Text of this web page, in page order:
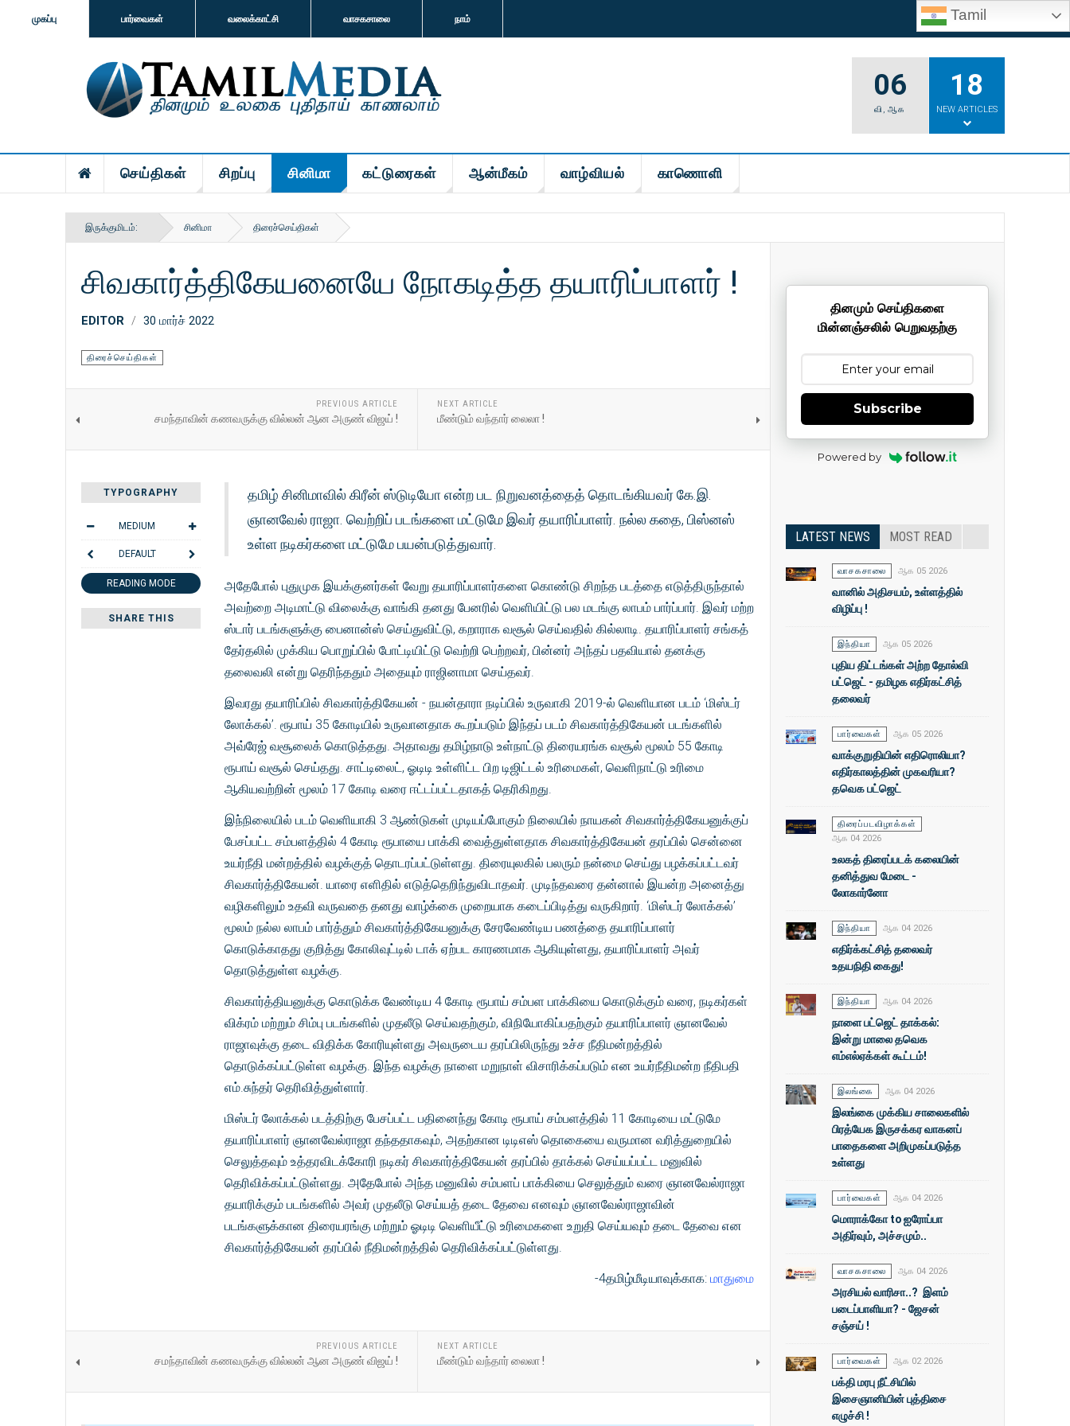
முகப்பு பார்வைகள் வலைக்காட்சி வாசகசாலை நாம் Tamil
06
வி,ஆக
18
NEW ARTICLES
செய்திகள் சிறப்பு சினிமா கட்டுரைகள் ஆன்மீகம் வாழ்வியல் காணொளி
இருக்குமிடம்: சினிமா திரைச்செய்திகள்
சிவகார்த்திகேயனையே நோகடித்த தயாரிப்பாளர் !
EDITOR 30 மார்ச் 2022
திரைச்செய்திகள்
PREVIOUS ARTICLE
சமந்தாவின் கணவருக்கு வில்லன் ஆன அருண் விஜய் !
NEXT ARTICLE
மீண்டும் வந்தார் லைலா !
TYPOGRAPHY
MEDIUM
DEFAULT
READING MODE
SHARE THIS
தமிழ் சினிமாவில் கிரீன் ஸ்டுடியோ என்ற பட நிறுவனத்தைத் தொடங்கியவர் கே.இ.
ஞானவேல் ராஜா. வெற்றிப் படங்களை மட்டுமே இவர் தயாரிப்பாளர். நல்ல கதை, பிஸ்னஸ்
உள்ள நடிகர்களை மட்டுமே பயன்படுத்துவார்.
அதேபோல் புதுமுக இயக்குனர்கள் வேறு தயாரிப்பாளர்களை கொண்டு சிறந்த படத்தை எடுத்திருந்தால்
அவற்றை அடிமாட்டு விலைக்கு வாங்கி தனது பேனரில் வெளியிட்டு பல மடங்கு லாபம் பார்ப்பார். இவர் மற்ற
ஸ்டார் படங்களுக்கு பைனான்ஸ் செய்துவிட்டு, கறாராக வசூல் செய்வதில் கில்லாடி. தயாரிப்பாளர் சங்கத்
தேர்தலில் முக்கிய பொறுப்பில் போட்டியிட்டு வெற்றி பெற்றவர், பின்னர் அந்தப் பதவியால் தனக்கு
தலைவலி என்று தெரிந்ததும் அதையும் ராஜினாமா செய்தவர்.
இவரது தயாரிப்பில் சிவகார்த்திகேயன் - நயன்தாரா நடிப்பில் உருவாகி 2019-ல் வெளியான படம் ‘மிஸ்டர்
லோக்கல்’. ரூபாய் 35 கோடியில் உருவானதாக கூறப்படும் இந்தப் படம் சிவகார்த்திகேயன் படங்களில்
அவ்ரேஜ் வசூலைக் கொடுத்தது. அதாவது தமிழ்நாடு உள்நாட்டு திரையரங்க வசூல் மூலம் 55 கோடி
ரூபாய் வசூல் செய்தது. சாட்டிலைட், ஓடிடி உள்ளிட்ட பிற டிஜிட்டல் உரிமைகள், வெளிநாட்டு உரிமை
ஆகியவற்றின் மூலம் 17 கோடி வரை ஈட்டப்பட்டதாகத் தெரிகிறது.
இந்நிலையில் படம் வெளியாகி 3 ஆண்டுகள் முடியப்போகும் நிலையில் நாயகன் சிவகார்த்திகேயனுக்குப்
பேசப்பட்ட சம்பளத்தில் 4 கோடி ரூபாயை பாக்கி வைத்துள்ளதாக சிவகார்த்திகேயன் தரப்பில் சென்னை
உயர்நீதி மன்றத்தில் வழக்குத் தொடரப்பட்டுள்ளது. திரையுலகில் பலரும் நன்மை செய்து பழக்கப்பட்டவர்
சிவகார்த்திகேயன். யாரை எளிதில் எடுத்தெறிந்துவிடாதவர். முடிந்தவரை தன்னால் இயன்ற அனைத்து
வழிகளிலும் உதவி வருவதை தனது வாழ்க்கை முறையாக கடைப்பிடித்து வருகிறார். ‘மிஸ்டர் லோக்கல்’
மூலம் நல்ல லாபம் பார்த்தும் சிவகார்த்திகேயனுக்கு சேரவேண்டிய பணத்தை தயாரிப்பாளர்
கொடுக்காதது குறித்து கோலிவுட்டில் டாக் ஏற்பட காரணமாக ஆகியுள்ளது, தயாரிப்பாளர் அவர்
தொடுத்துள்ள வழக்கு.
சிவகார்த்தியனுக்கு கொடுக்க வேண்டிய 4 கோடி ரூபாய் சம்பள பாக்கியை கொடுக்கும் வரை, நடிகர்கள்
விக்ரம் மற்றும் சிம்பு படங்களில் முதலீடு செய்வதற்கும், விநியோகிப்பதற்கும் தயாரிப்பாளர் ஞானவேல்
ராஜாவுக்கு தடை விதிக்க கோரியுள்ளது அவருடைய தரப்பிலிருந்து உச்ச நீதிமன்றத்தில்
தொடுக்கப்பட்டுள்ள வழக்கு. இந்த வழக்கு நாளை மறுநாள் விசாரிக்கப்படும் என உயர்நீதிமன்ற நீதிபதி
எம்.சுந்தர் தெரிவித்துள்ளார்.
மிஸ்டர் லோக்கல் படத்திற்கு பேசப்பட்ட பதினைந்து கோடி ரூபாய் சம்பளத்தில் 11 கோடியை மட்டுமே
தயாரிப்பாளர் ஞானவேல்ராஜா தந்ததாகவும், அதற்கான டிடிஎஸ் தொகையை வருமான வரித்துறையில்
செலுத்தவும் உத்தரவிடக்கோரி நடிகர் சிவகார்த்திகேயன் தரப்பில் தாக்கல் செய்யப்பட்ட மனுவில்
தெரிவிக்கப்பட்டுள்ளது. அதேபோல் அந்த மனுவில் சம்பளப் பாக்கியை செலுத்தும் வரை ஞானவேல்ராஜா
தயாரிக்கும் படங்களில் அவர் முதலீடு செய்யத் தடை தேவை எனவும் ஞானவேல்ராஜாவின்
படங்களுக்கான திரையரங்கு மற்றும் ஓடிடி வெளியீட்டு உரிமைகளை உறுதி செய்யவும் தடை தேவை என
சிவகார்த்திகேயன் தரப்பில் நீதிமன்றத்தில் தெரிவிக்கப்பட்டுள்ளது.
-4தமிழ்மீடியாவுக்காக: மாதுமை
PREVIOUS ARTICLE
சமந்தாவின் கணவருக்கு வில்லன் ஆன அருண் விஜய் !
NEXT ARTICLE
மீண்டும் வந்தார் லைலா !
தினமும் செய்திகளை
மின்னஞ்சலில் பெறுவதற்கு
Subscribe
Powered by
LATEST NEWS MOST READ
வாசகசாலை ஆக 05 2026
வானில் அதிசயம், உள்ளத்தில்
விழிப்பு !
இந்தியா ஆக 05 2026
புதிய திட்டங்கள் அற்ற தோல்வி
பட்ஜெட் - தமிழக எதிர்கட்சித்
தலைவர்
பார்வைகள் ஆக 05 2026
வாக்குறுதியின் எதிரொலியா?
எதிர்காலத்தின் முகவரியா?
தவெக பட்ஜெட்
திரைப்படவிழாக்கள்
ஆக 04 2026
உலகத் திரைப்படக் கலையின்
தனித்துவ மேடை -
லோகார்னோ
இந்தியா ஆக 04 2026
எதிர்க்கட்சித் தலைவர்
உதயநிதி கைது!
இந்தியா ஆக 04 2026
நாளை பட்ஜெட் தாக்கல்:
இன்று மாலை தவெக
எம்எல்ஏக்கள் கூட்டம்!
இலங்கை ஆக 04 2026
இலங்கை முக்கிய சாலைகளில்
பிரத்யேக இருசக்கர வாகனப்
பாதைகளை அறிமுகப்படுத்த
உள்ளது
பார்வைகள் ஆக 04 2026
மொராக்கோ to ஐரோப்பா
அதிர்வும், அச்சமும்..
வாசகசாலை ஆக 04 2026
அரசியல் வாரிசா..? இளம்
படைப்பாளியா? - ஜேசன்
சஞ்சய் !
பார்வைகள் ஆக 02 2026
பக்தி மரபு நீட்சியில்
இசைஞானியின் புத்திசை
எழுச்சி !